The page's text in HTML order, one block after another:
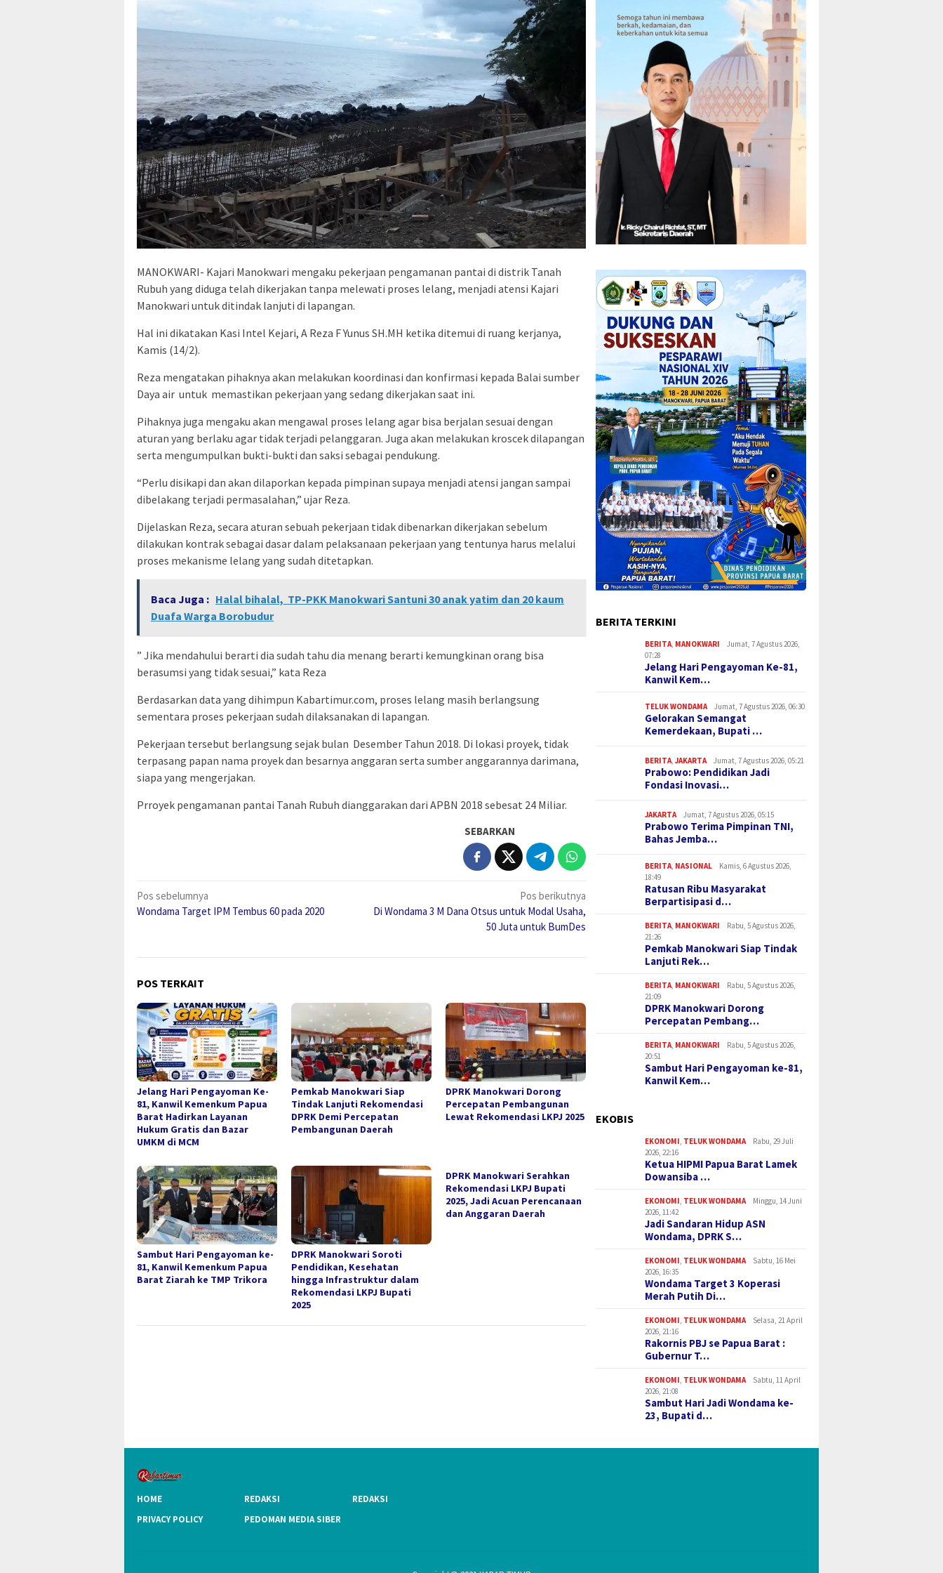
MANOKWARI- Kajari Manokwari mengaku pekerjaan pengamanan pantai di distrik Tanah
Rubuh yang diduga telah dikerjakan tanpa melewati proses lelang, menjadi atensi Kajari
Manokwari untuk ditindak lanjuti di lapangan.
Hal ini dikatakan Kasi Intel Kejari, A Reza F Yunus SH.MH ketika ditemui di ruang kerjanya,
Kamis (14/2).
Reza mengatakan pihaknya akan melakukan koordinasi dan konfirmasi kepada Balai sumber
Daya air untuk memastikan pekerjaan yang sedang dikerjakan saat ini.
Pihaknya juga mengaku akan mengawal proses lelang agar bisa berjalan sesuai dengan
aturan yang berlaku agar tidak terjadi pelanggaran. Juga akan melakukan kroscek dilapangan
serta mengumpulkan bukti-bukti dan saksi sebagai pendukung.
“Perlu disikapi dan akan dilaporkan kepada pimpinan supaya menjadi atensi jangan sampai
dibelakang terjadi permasalahan,” ujar Reza.
Dijelaskan Reza, secara aturan sebuah pekerjaan tidak dibenarkan dikerjakan sebelum
dilakukan kontrak sebagai dasar dalam pelaksanaan pekerjaan yang tentunya harus melalui
proses mekanisme lelang yang sudah ditetapkan.
Baca Juga : Halal bihalal, TP-PKK Manokwari Santuni 30 anak yatim dan 20 kaum
Duafa Warga Borobudur
” Jika mendahului berarti dia sudah tahu dia menang berarti kemungkinan orang bisa
berasumsi yang tidak sesuai,” kata Reza
Berdasarkan data yang dihimpun Kabartimur.com, proses lelang masih berlangsung
sementara proses pekerjaan sudah dilaksanakan di lapangan.
Pekerjaan tersebut berlangsung sejak bulan Desember Tahun 2018. Di lokasi proyek, tidak
terpasang papan nama proyek dan besarnya anggaran serta sumber anggarannya darimana,
siapa yang mengerjakan.
Prroyek pengamanan pantai Tanah Rubuh dianggarakan dari APBN 2018 sebesat 24 Miliar.
SEBARKAN
Navigasi
pos
Pos sebelumnya
Wondama Target IPM Tembus 60 pada 2020
Pos berikutnya
Di Wondama 3 M Dana Otsus untuk Modal Usaha,
50 Juta untuk BumDes
POS TERKAIT
Jelang Hari Pengayoman Ke-
81, Kanwil Kemenkum Papua
Barat Hadirkan Layanan
Hukum Gratis dan Bazar
UMKM di MCM
Pemkab Manokwari Siap
Tindak Lanjuti Rekomendasi
DPRK Demi Percepatan
Pembangunan Daerah
DPRK Manokwari Dorong
Percepatan Pembangunan
Lewat Rekomendasi LKPJ 2025
Sambut Hari Pengayoman ke-
81, Kanwil Kemenkum Papua
Barat Ziarah ke TMP Trikora
DPRK Manokwari Soroti
Pendidikan, Kesehatan
hingga Infrastruktur dalam
Rekomendasi LKPJ Bupati
2025
DPRK Manokwari Serahkan
Rekomendasi LKPJ Bupati
2025, Jadi Acuan Perencanaan
dan Anggaran Daerah
BERITA TERKINI
BERITA MANOKWARI
Jumat, 7 Agustus 2026,
07:28
Jelang Hari Pengayoman Ke-81,
Kanwil Kem…
TELUK WONDAMA Jumat, 7 Agustus 2026, 06:30
Gelorakan Semangat
Kemerdekaan, Bupati …
BERITA ,JAKARTA Jumat, 7 Agustus 2026, 05:21
Prabowo: Pendidikan Jadi
Fondasi Inovasi…
JAKARTA Jumat, 7 Agustus 2026, 05:15
Prabowo Terima Pimpinan TNI,
Bahas Jemba…
BERITA NASIONAL
Kamis, 6 Agustus 2026,
18:49
Ratusan Ribu Masyarakat
Berpartisipasi d…
BERITA MANOKWARI
Rabu, 5 Agustus 2026,
21:26
Pemkab Manokwari Siap Tindak
Lanjuti Rek…
BERITA MANOKWARI
Rabu, 5 Agustus 2026,
21:09
DPRK Manokwari Dorong
Percepatan Pembang…
BERITA MANOKWARI
Rabu, 5 Agustus 2026,
20:51
Sambut Hari Pengayoman ke-81,
Kanwil Kem…
EKOBIS
EKONOMI TELUK WONDAMA
Rabu, 29 Juli
2026, 22:16
Ketua HIPMI Papua Barat Lamek
Dowansiba …
EKONOMI TELUK WONDAMA
Minggu, 14 Juni
2026, 11:42
Jadi Sandaran Hidup ASN
Wondama, DPRK S…
EKONOMI TELUK WONDAMA
Sabtu, 16 Mei
2026, 16:35
Wondama Target 3 Koperasi
Merah Putih Di…
EKONOMI TELUK WONDAMA
Selasa, 21 April
2026, 21:16
Rakornis PBJ se Papua Barat :
Gubernur T…
EKONOMI TELUK WONDAMA
Sabtu, 11 April
2026, 21:08
Sambut Hari Jadi Wondama ke-
23, Bupati d…
HOME REDAKSI
REDAKSI
PRIVACY POLICY
PEDOMAN MEDIA SIBER